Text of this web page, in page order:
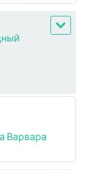
Варвара